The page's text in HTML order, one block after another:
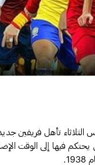
2014 بالبرازيل أمس الثلاثاء
يحتكم فيها إلى الوقت